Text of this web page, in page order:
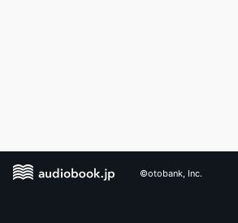
©otobank, Inc.